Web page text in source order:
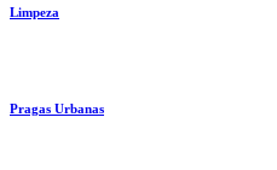
Limpeza
Pragas Urbanas